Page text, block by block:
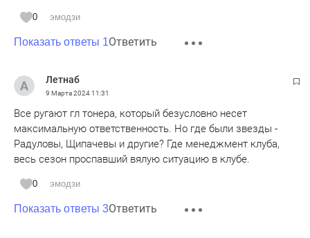
Надеюсь руководство клуба и лично от человека, который
конкретные выводы. Перестать вливать деньги из
А направить на сво солдатам на вещи первой
необходимости. А то всем татарстаном собираем, а тут
0 эмодзи
Показать ответы 1Ответить
Летнаб
9 Марта 202411:31
Все ругают гл тонера, который безусловно несет
максимальную ответственность. Но где были звезды -
Радуловы, Щипачевы и другие? Где менеджмент клуба,
весь сезон проспавший вялую ситуацию в клубе.
0 эмодзи
Показать ответы 3Ответить